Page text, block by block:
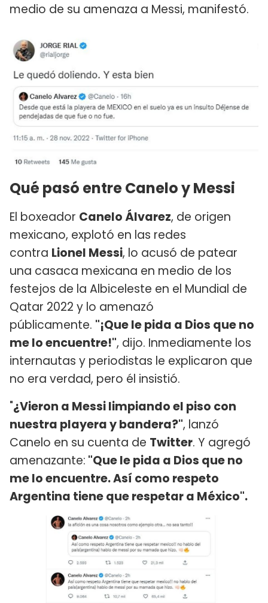
medio de su amenaza a Messi, manifestó.
Qué pasó entre Canelo y Messi
El boxeador Canelo Álvarez, de origen
mexicano, explotó en las redes
contra Lionel Messi, lo acusó de patear
una casaca mexicana en medio de los
festejos de la Albiceleste en el Mundial de
Qatar 2022 y lo amenazó
públicamente. "¡Que le pida a Dios que no
me lo encuentre!", dijo. Inmediamente los
internautas y periodistas le explicaron que
no era verdad, pero él insistió.
"¿Vieron a Messi limpiando el piso con
nuestra playera y bandera?", lanzó
Canelo en su cuenta de Twitter. Y agregó
amenazante: "Que le pida a Dios que no
me lo encuentre. Así como respeto
Argentina tiene que respetar a México".